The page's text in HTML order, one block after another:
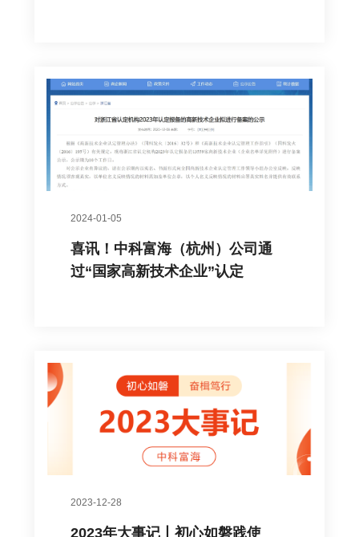
2024-01-05
喜讯！中科富海（杭州）公司通
过“国家高新技术企业”认定
2023-12-28
2023年大事记丨初心如磐践使